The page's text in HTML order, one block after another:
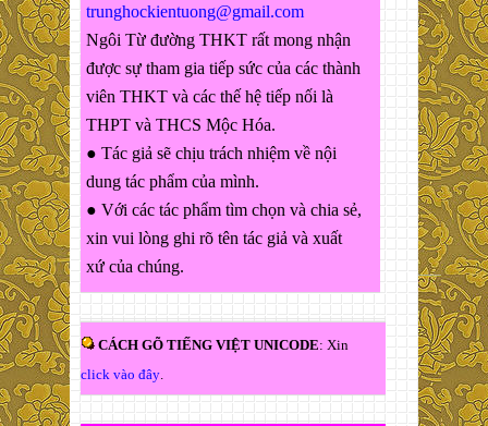
trunghockientuong@gmail.com
Ngôi Từ đường THKT rất mong nhận
được sự tham gia tiếp sức của các thành
viên THKT và các thế hệ tiếp nối là
THPT và THCS Mộc Hóa.
● Tác giả sẽ chịu trách nhiệm về nội
dung tác phẩm của mình.
● Với các tác phẩm tìm chọn và chia sẻ,
xin vui lòng ghi rõ tên tác giả và xuất
xứ của chúng.
CÁCH GÕ TIẾNG VIỆT UNICODE: Xin
click vào đây